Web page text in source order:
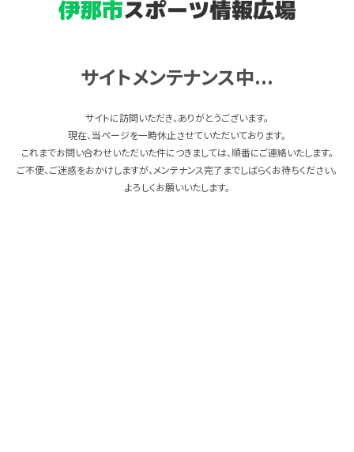
サイトメンテナンス中...
サイトに訪問いただき、ありがとうございます。
現在、当ページを一時休止させていただいております。
これまでお問い合わせいただいた件につきましては、順番にご連絡いたします。
ご不便、ご迷惑をおかけしますが、メンテナンス完了までしばらくお待ちください。
よろしくお願いいたします。